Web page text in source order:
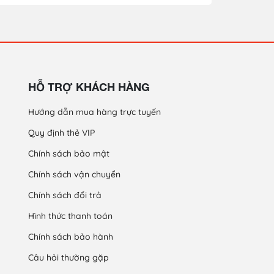
HỖ TRỢ KHÁCH HÀNG
Hướng dẫn mua hàng trực tuyến
Quy định thẻ VIP
Chính sách bảo mật
Chính sách vận chuyển
Chính sách đổi trả
Hình thức thanh toán
Chính sách bảo hành
Câu hỏi thường gặp